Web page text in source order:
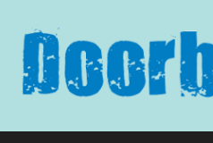
inhoud
springen